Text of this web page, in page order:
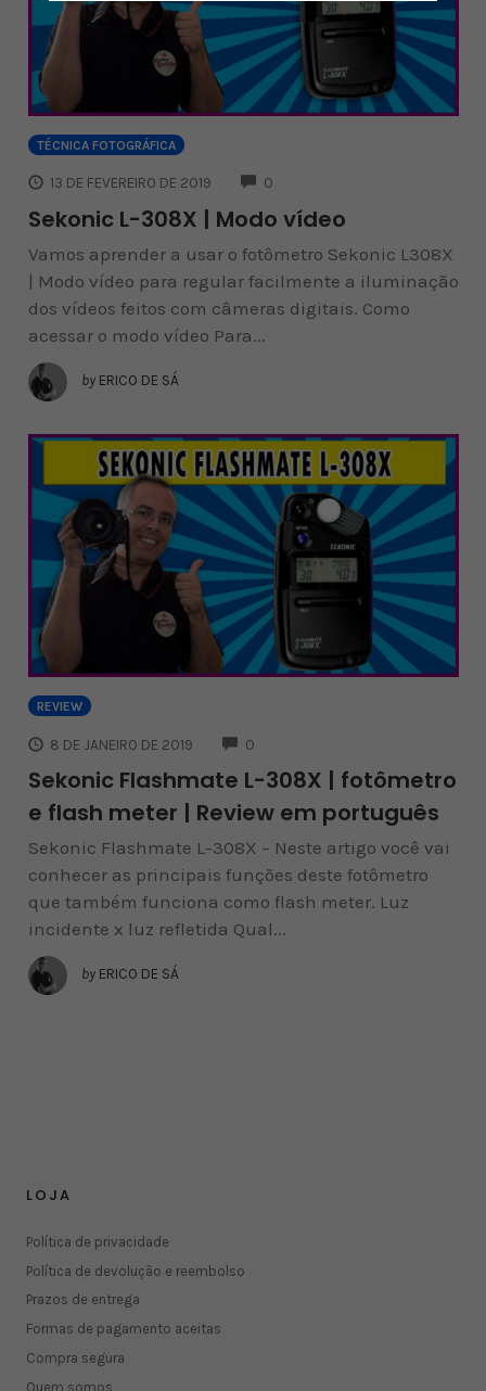
TÉCNICA FOTOGRÁFICA
13 DE FEVEREIRO DE 2019 0
Sekonic L-308X | Modo vídeo
Vamos aprender a usar o fotômetro Sekonic L308X
| Modo vídeo para regular facilmente a iluminação
dos vídeos feitos com câmeras digitais. Como
acessar o modo vídeo Para...
by ERICO DE SÁ
REVIEW
8 DE JANEIRO DE 2019 0
Sekonic Flashmate L-308X | fotômetro
e flash meter | Review em português
Sekonic Flashmate L-308X – Neste artigo você vai
conhecer as principais funções deste fotômetro
que também funciona como flash meter. Luz
incidente x luz refletida Qual...
by ERICO DE SÁ
LOJA
Política de privacidade
Política de devolução e reembolso
Prazos de entrega
Formas de pagamento aceitas
Compra segura
Quem somos